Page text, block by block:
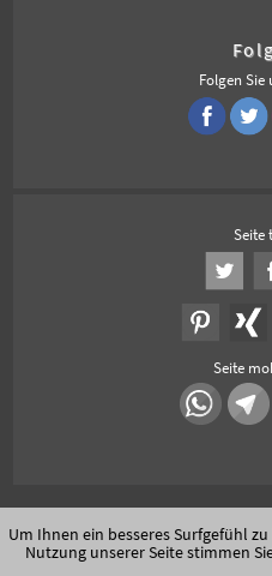
Folgen Sie
Seite
Seite
Um Ihnen ein besseres Surfgefühl
Nutzung unserer Seite stimmen